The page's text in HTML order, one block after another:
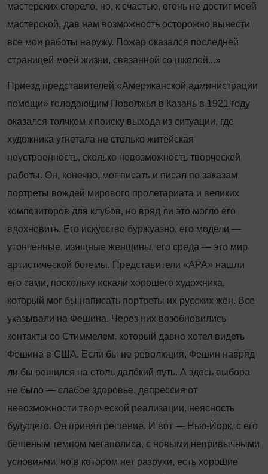
мастерских сгорело, но, к счастью, огонь не достиг моей
мастерской, дав нам возможность осторожно вынести
все мои работы наружу. Пожар оказался последней
страницей моей жизни, связанной со школой...»
Приезд представителей «Американской администрации
помощи» голодающим Поволжья в Казань в 1921 году
оказался толчком к поиску выхода из ситуации, где
художника угнетала не столько житейская
неустроенность, сколько невозможность творческой
работы. Он, конечно, мог писать и писал по заказам
портреты вождей мирового пролетариата и великих
композиторов для клубов, но вряд ли это могло его
вдохновить. Его искусство буржуазно, его модели —
утончённые, изящные женщины, его среда — это мир
артистической богемы. Представители «АРА» нашли
его сами, поскольку искали хорошего художника,
который мог бы написать портреты их русских жён. Все
указывали на Фешина. Через них возобновились
контакты со Стиммелем, который давно хотел видеть
Фешина в США. Если бы не революция, Фешин навряд
ли бы решился на столь далёкий путь. А здесь выбора
не было — слабое здоровье, депрессия от
невозможности творческой реализации, неясность
будущего. Он принял решение. И вот — Нью-Йорк, с его
бешеным темпом мегаполиса, с новыми непривычными
условиями, но в котором нет разрухи, есть хорошие